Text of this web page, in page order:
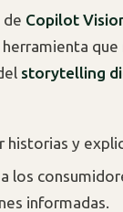
de Copilot
herramienta
storytelling
historias y
los
informadas.